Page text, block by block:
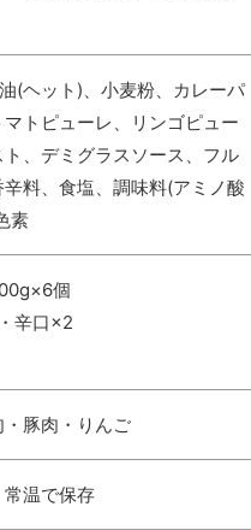
(ヘット)、小麦粉、カレーパ
トピューレ、リンゴピュー
、デミグラスソース、フル
料、食塩、調味料(アミノ酸
素
個
辛口×2
豚肉・りんご
温で保存